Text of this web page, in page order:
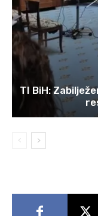
TI BiH: